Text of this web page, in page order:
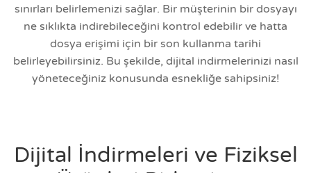
sınırları belirlemenizi sağlar. Bir müşterinin bir dosyayı
ne sıklıkta indirebileceğini kontrol edebilir ve hatta
dosya erişimi için bir son kullanma tarihi
belirleyebilirsiniz. Bu şekilde, dijital indirmelerinizi nasıl
yöneteceğiniz konusunda esnekliğe sahipsiniz!
Dijital İndirmeleri ve Fiziksel